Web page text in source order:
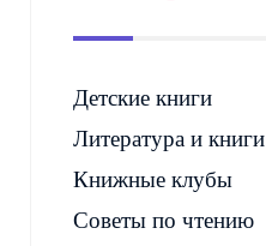
Детские книги
Литература и книги
Книжные клубы
Советы по чтению